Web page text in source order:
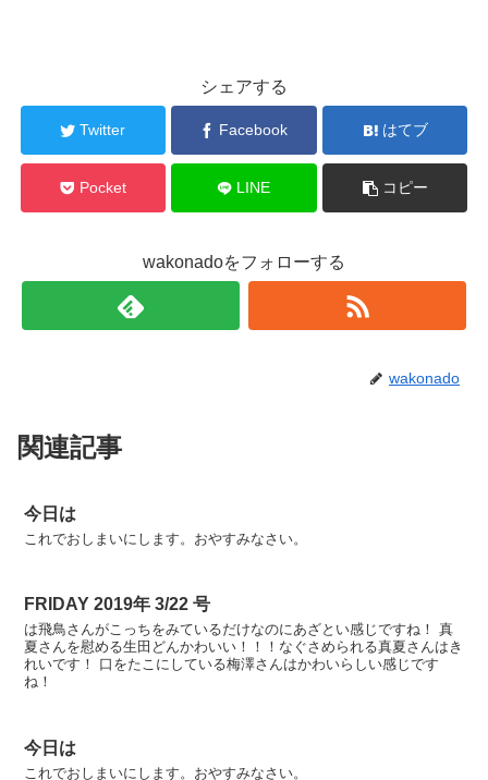
シェアする
Twitter Facebook はてブ
Pocket LINE コピー
wakonadoをフォローする
wakonado
関連記事
今日は
これでおしまいにします。おやすみなさい。
FRIDAY 2019年 3/22 号
は飛鳥さんがこっちをみているだけなのにあざとい感じですね！ 真
夏さんを慰める生田どんかわいい！！！なぐさめられる真夏さんはき
れいです！ 口をたこにしている梅澤さんはかわいらしい感じです
ね！
今日は
これでおしまいにします。おやすみなさい。